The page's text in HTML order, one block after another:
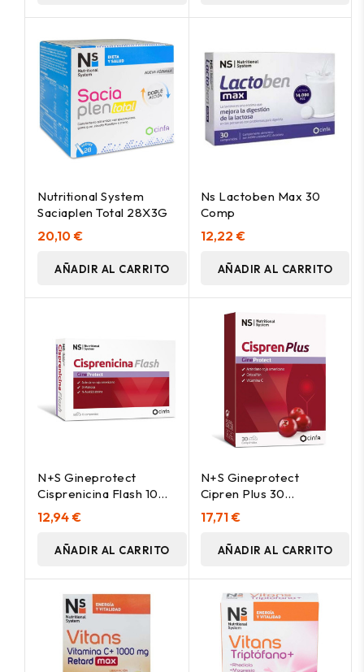
Nutritional System
Saciaplen Total 28X3G
20,10 €
AÑADIR AL CARRITO
Ns Lactoben Max 30
Comp
12,22 €
AÑADIR AL CARRITO
N+S Gineprotect
Cisprenicina Flash 10
Comprimidos
12,94 €
AÑADIR AL CARRITO
N+S Gineprotect
Cipren Plus 30
Comprimidos
17,71 €
AÑADIR AL CARRITO